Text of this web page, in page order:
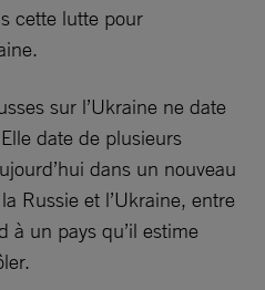
cette lutte pour
sur l’Ukraine ne date
date de plusieurs
dans un nouveau
Russie et l’Ukraine, entre
à un pays qu’il estime